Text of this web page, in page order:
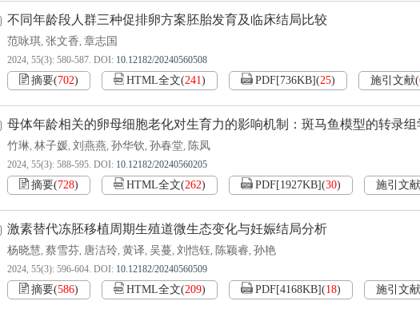
不同年龄段人群三种促排卵方案胚胎发育及临床结局比较
范咏琪, 张文香, 章志国
2024, 55(3): 580-587. DOI: 10.12182/20240560508
摘要(702) HTML全文(241) PDF[736KB](25) 施引文献(
母体年龄相关的卵母细胞老化对生育力的影响机制：斑马鱼模型的转录
竹琳, 林子媛, 刘燕燕, 孙华钦, 孙春堂, 陈凤
2024, 55(3): 588-595. DOI: 10.12182/20240560205
摘要(728) HTML全文(262) PDF[1927KB](30) 施引文献
激素替代冻胚移植周期生殖道微生态变化与妊娠结局分析
杨晓慧, 蔡雪芬, 唐洁玲, 黄译, 吴蔓, 刘恺钰, 陈颖睿, 孙艳
2024, 55(3): 596-604. DOI: 10.12182/20240560509
摘要(586) HTML全文(209) PDF[4168KB](18) 施引文献